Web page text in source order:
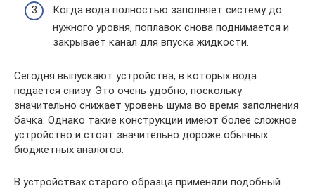
Когда вода полностью заполняет систему до
нужного уровня, поплавок снова поднимается и
закрывает канал для впуска жидкости.
Сегодня выпускают устройства, в которых вода
подается снизу. Это очень удобно, поскольку
значительно снижает уровень шума во время заполнения
бачка. Однако такие конструкции имеют более сложное
устройство и стоят значительно дороже обычных
бюджетных аналогов.
В устройствах старого образца применяли подобный